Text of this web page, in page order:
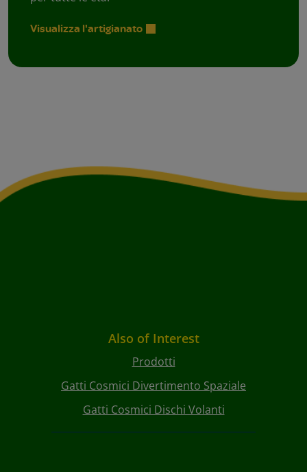
Visualizza l'artigianato
Also of Interest
Prodotti
Gatti Cosmici Divertimento Spaziale
Gatti Cosmici Dischi Volanti